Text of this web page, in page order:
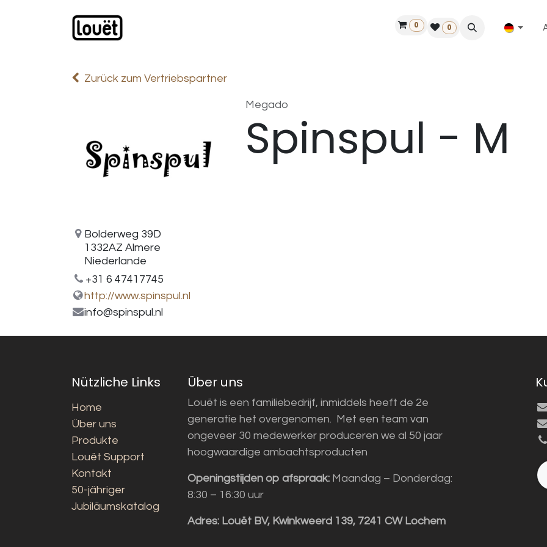
Finde einen Händler
0 0
Zurück zum Vertriebspartner
Bolderweg 39D
1332AZ Almere
Niederlande
+31 6 47417745
http://www.spinspul.nl
info@spinspul.nl
Megado
Spinspul - M
Nützliche Links
Home
Über uns
Produkte
Louët Support
Kontakt
50-jähriger
Jubiläumskatalog
Über uns
Louët is een familiebedrijf, inmiddels heeft de 2e
generatie het overgenomen. Met een team van
ongeveer 30 medewerker produceren we al 50 jaar
hoogwaardige ambachtsproducten
Openingstijden op afspraak: Maandag – Donderdag:
8:30 – 16:30 uur
Adres: Louët BV, Kwinkweerd 139, 7241 CW Lochem